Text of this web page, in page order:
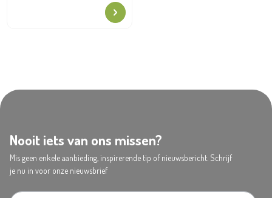
Nooit iets van ons missen?
Mis geen enkele aanbieding, inspirerende tip of nieuwsbericht. Schrijf
je nu in voor onze nieuwsbrief